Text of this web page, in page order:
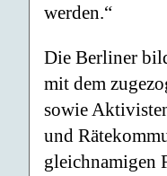
werden.“
Die Berliner
mit dem
sowie
und
gleichnamigen